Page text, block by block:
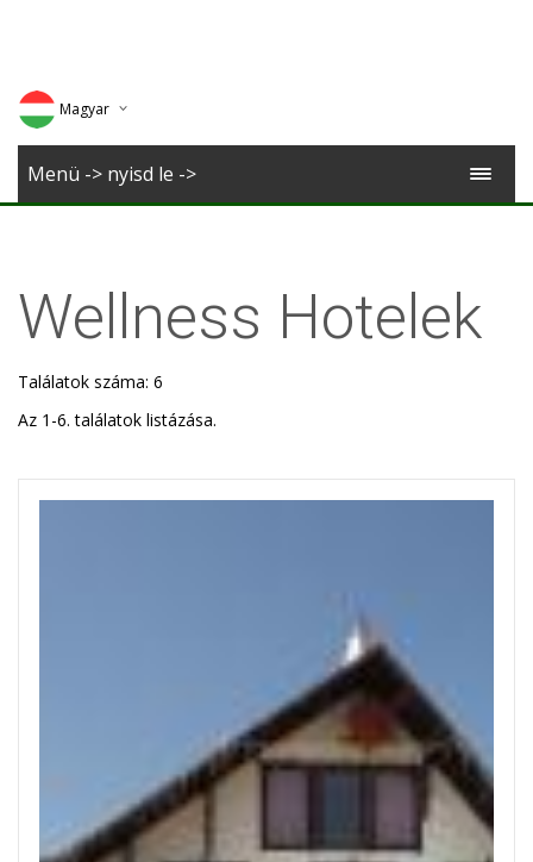
Magyar
Deutsch
Menü -> nyisd le ->
Wellness Hotelek
Találatok száma: 6
Az 1-6. találatok listázása.